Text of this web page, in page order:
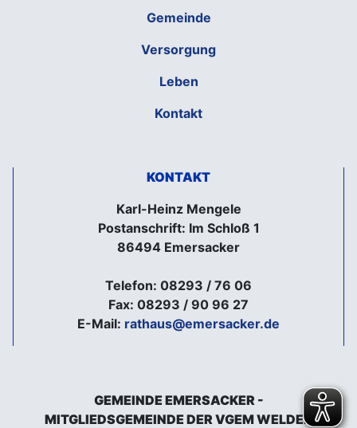
Gemeinde
Versorgung
Leben
Kontakt
KONTAKT
Karl-Heinz Mengele
Postanschrift: Im Schloß 1
86494 Emersacker
Telefon: 08293 / 76 06
Fax: 08293 / 90 96 27
E-Mail: rathaus@emersacker.de
GEMEINDE EMERSACKER -
MITGLIEDSGEMEINDE DER VGEM WELDEN